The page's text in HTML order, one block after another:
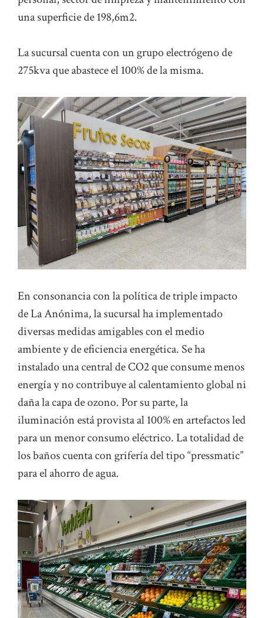
una superficie de 198,6m2.
La sucursal cuenta con un grupo electrógeno de
275kva que abastece el 100% de la misma.
En consonancia con la política de triple impacto
de La Anónima, la sucursal ha implementado
diversas medidas amigables con el medio
ambiente y de eficiencia energética. Se ha
instalado una central de CO2 que consume menos
energía y no contribuye al calentamiento global ni
daña la capa de ozono. Por su parte, la
iluminación está provista al 100% en artefactos led
para un menor consumo eléctrico. La totalidad de
los baños cuenta con grifería del tipo “pressmatic”
para el ahorro de agua.